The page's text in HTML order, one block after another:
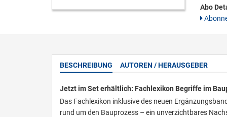
Abo
BESCHREIBUNG AUTOREN / HERAUSGEBER
Jetzt im Set erhältlich: Fachlexikon Begriffe im
Das Fachlexikon inklusive des neuen
rund um den Bauprozess – ein unverzichtbares